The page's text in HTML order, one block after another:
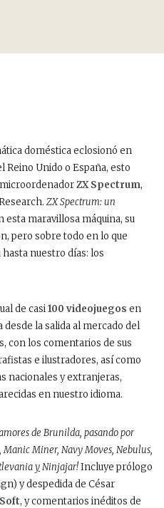
doméstica eclosionó en
Reino Unido o España, esto
ZX Spectrum,
ZX Spectrum: un
esta maravillosa máquina, su
pero sobre todo en lo que
nuestro días: los
de casi100 videojuegos en
la salida al mercado del
con los comentarios de sus
e ilustradores, así como
nacionales y extranjeras,
en nuestro idioma.
de Brunilda, pasando por
Miner, Navy Moves, Nebulus,
yNinjajar!Incluye prólogo
y despedida de César
, y comentarios inéditos de